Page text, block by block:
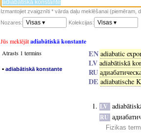
Izmantojiet zvaigznīti * vārda daļu meklēšanai (piemēram,
Nozares:
Visas ▾ Kolekcijas: Visas ▾
Jūs meklējātadiabātiskā konstante
Atrasts 1 termins
▪ adiabātiskā konstante
EN adiabatic
LV adiabātiskā
RU
DE adiabatische
LV
RU
Fizikas